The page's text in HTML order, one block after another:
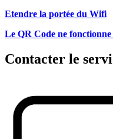
Etendre la portée du Wifi
Le QR Code ne fonctionne
Contacter le